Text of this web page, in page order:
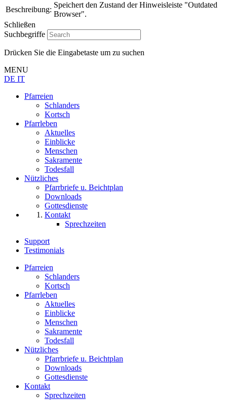
Beschreibung:
Speichert den Zustand der Hinweisleiste "Outdated
Browser".
Schließen
Suchbegriffe
Drücken Sie die Eingabetaste um zu suchen
MENU
DE IT
Pfarreien
Schlanders
Kortsch
Pfarrleben
Aktuelles
Einblicke
Menschen
Sakramente
Todesfall
Nützliches
Pfarrbriefe u. Beichtplan
Downloads
Gottesdienste
Kontakt
Sprechzeiten
Support
Testimonials
Pfarreien
Schlanders
Kortsch
Pfarrleben
Aktuelles
Einblicke
Menschen
Sakramente
Todesfall
Nützliches
Pfarrbriefe u. Beichtplan
Downloads
Gottesdienste
Kontakt
Sprechzeiten